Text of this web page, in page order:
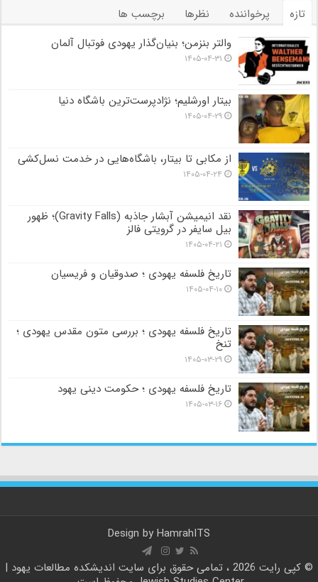
تازه پرخواننده نظرها
برچسب ها
والتر بنزمن؛ بنیان‌گذار یهودی فوتبال آلمان
۱۴۰۵-۰۴-۳۱
بیتار اورشلیم؛ نژادپرست‌ترین باشگاه دنیا
۱۴۰۵-۰۴-۲۹
از مکابی تا بیتار، باشگاه‌هایی در خدمت نسل‌کشی
۱۴۰۵-۰۴-۲۴
نقد انیمیشن آبشار جاذبه (Gravity Falls)؛ ظهور
بیل سایفر در گرویتی فالز
۱۴۰۵-۰۴-۲۱
تاریخ فلسفه یهودی ؛ صدوقیان و فریسیان
۱۴۰۵-۰۴-۱۰
تاریخ فلسفه یهودی ؛ بررسی متون مقدس یهودی ؛
تنخ
۱۴۰۵-۰۳-۲۹
تاریخ فلسفه یهودی ؛ حکومت دینی یهود
۱۴۰۵-۰۳-۱۶
Design by HamrahITS
© کپی رایت 2026 ، تمامی حقوق برای سایت
اندیشکده مطالعات یهود |